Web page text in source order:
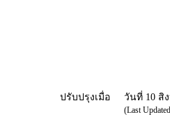
ปรับปรุงเมื่อ วันที่ 10 สิ
(Last